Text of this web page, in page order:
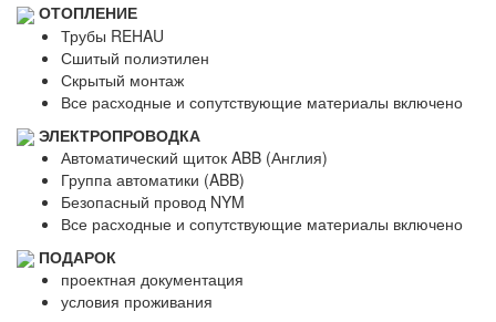
ОТОПЛЕНИЕ
Трубы REHAU
Сшитый полиэтилен
Скрытый монтаж
Все расходные и сопутствующие материалы включено
ЭЛЕКТРОПРОВОДКА
Автоматический щиток ABB (Англия)
Группа автоматики (ABB)
Безопасный провод NYM
Все расходные и сопутствующие материалы включено
ПОДАРОК
проектная документация
условия проживания